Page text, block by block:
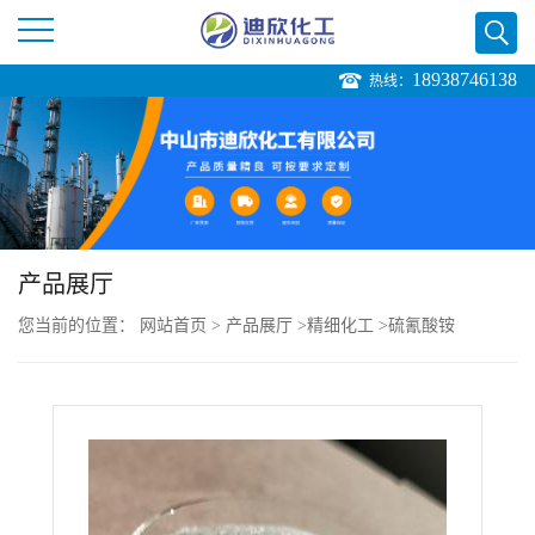
司
首
页
公
热线： 18938746138
产品展厅
您当前的位置： 网站首页 > 产品展厅 >精细化工 >硫氰酸铵